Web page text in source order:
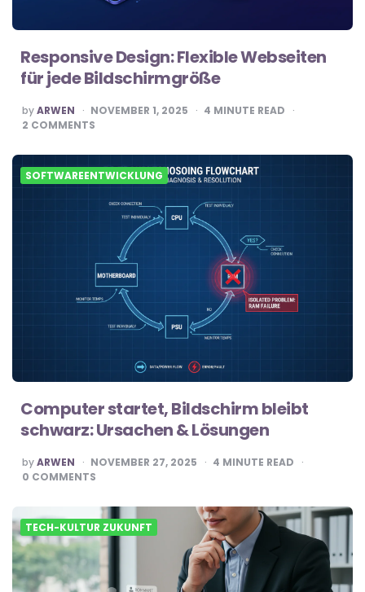
Responsive Design: Flexible Webseiten
für jede Bildschirmgröße
POSTED
BY
byARWEN NOVEMBER 1, 2025 4 MINUTE READ
2 COMMENTS
SOFTWAREENTWICKLUNG
Computer startet, Bildschirm bleibt
schwarz: Ursachen & Lösungen
POSTED
BY
byARWEN NOVEMBER 27, 2025 4 MINUTE READ
0 COMMENTS
TECH-KULTUR ZUKUNFT